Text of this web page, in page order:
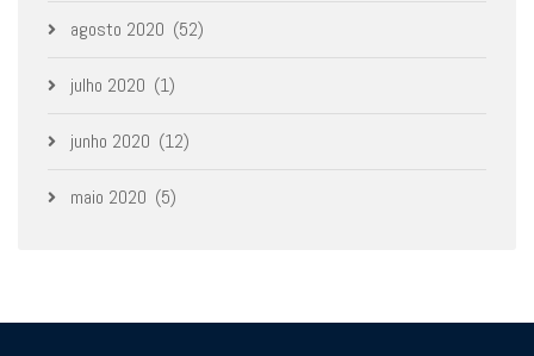
agosto 2020 (52)
julho 2020 (1)
junho 2020 (12)
maio 2020 (5)